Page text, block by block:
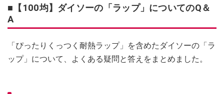
■【100均】ダイソーの「ラップ」についてのQ＆
A
「ぴったりくっつく耐熱ラップ」を含めたダイソーの「ラ
ップ」について、よくある疑問と答えをまとめました。